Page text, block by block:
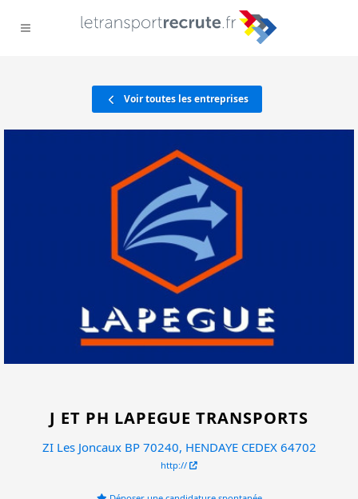
Voir toutes les entreprises
J ET PH LAPEGUE TRANSPORTS
ZI Les Joncaux BP 70240, HENDAYE CEDEX 64702
http://